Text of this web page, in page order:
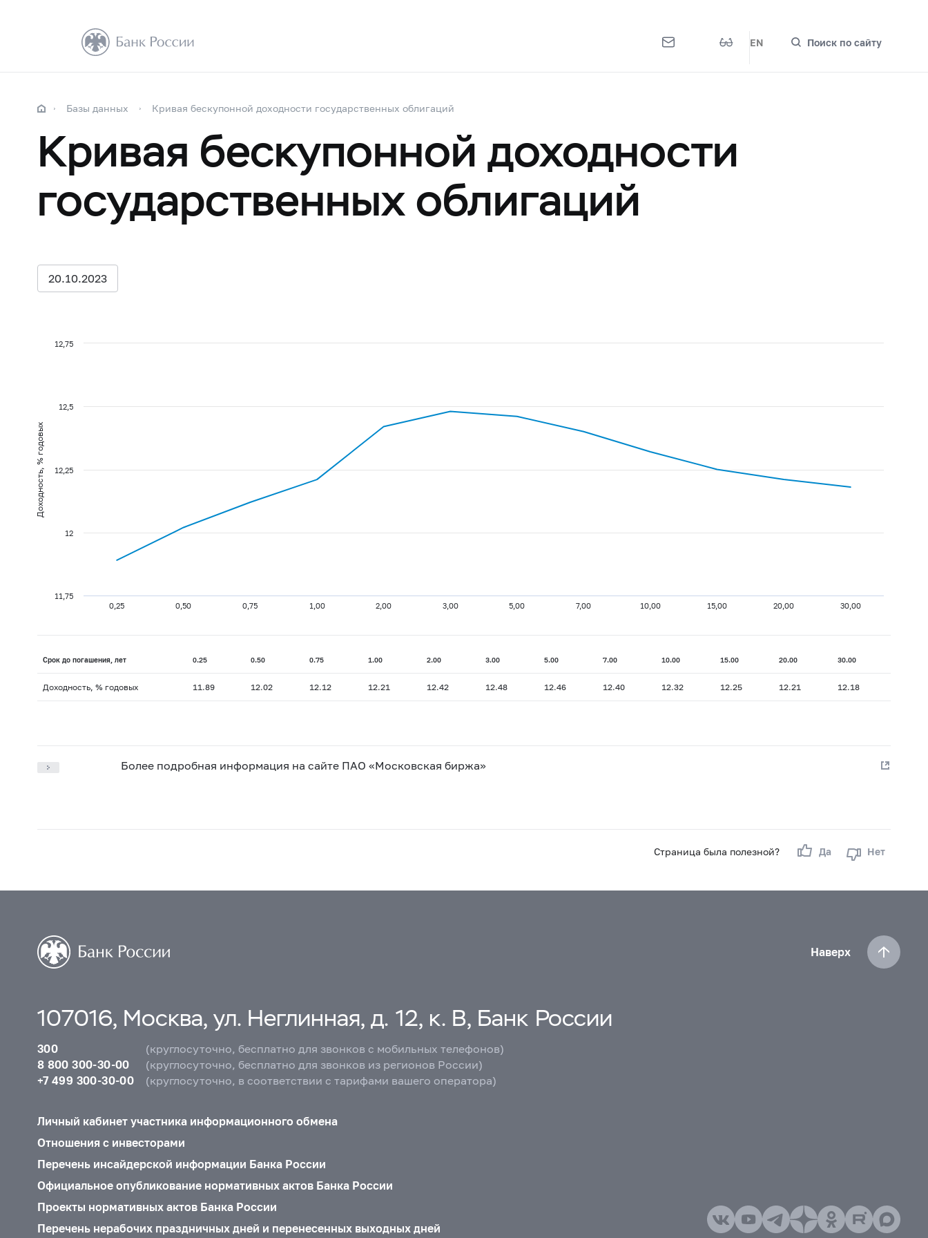
EN Поиск по сайту
Базы данных Кривая бескупонной доходности государственных облигаций
Кривая бескупонной доходности
государственных облигаций
20.10.2023
Доходность, % годовых
0,25 0,50 0,75 1,00 2,00 3,00 5,00 7,00 10,00 15,00 20,00 30,00
11,75
12
12,25
12,5
12,75
Срок до погашения, лет 0.25 0.50 0.75 1.00 2.00 3.00 5.00 7.00 10.00 15.00 20.00 30.00
Доходность, % годовых 11.89 12.02 12.12 12.21 12.42 12.48 12.46 12.40 12.32 12.25 12.21 12.18
Более подробная информация на сайте ПАО «Московская биржа»
Страница была полезной? Да Нет
Наверх
107016, Москва, ул. Неглинная, д. 12, к. В, Банк России
300
(круглосуточно, бесплатно для звонков с мобильных телефонов)
8 800 300-30-00
(круглосуточно, бесплатно для звонков из регионов России)
+7 499 300-30-00
(круглосуточно, в соответствии с тарифами вашего оператора)
Личный кабинет участника информационного обмена
Отношения с инвесторами
Перечень инсайдерской информации Банка России
Официальное опубликование нормативных актов Банка России
Проекты нормативных актов Банка России
Перечень нерабочих праздничных дней и перенесенных выходных дней